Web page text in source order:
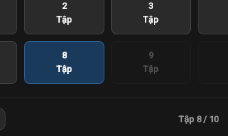
2
Tập
3
Tập
8
Tập
9
Tập
Tập 8 / 10